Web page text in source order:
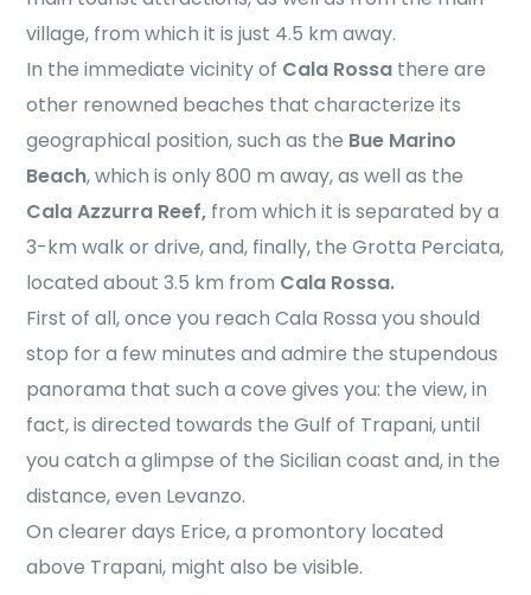
village, from which it is just 4.5 km away.
In the immediate vicinity of Cala Rossa there are
other renowned beaches that characterize its
geographical position, such as the Bue Marino
Beach, which is only 800 m away, as well as the
Cala Azzurra Reef, from which it is separated by a
3-km walk or drive, and, finally, the Grotta Perciata,
located about 3.5 km from Cala Rossa.
First of all, once you reach Cala Rossa you should
stop for a few minutes and admire the stupendous
panorama that such a cove gives you: the view, in
fact, is directed towards the Gulf of Trapani, until
you catch a glimpse of the Sicilian coast and, in the
distance, even Levanzo.
On clearer days Erice, a promontory located
above Trapani, might also be visible.